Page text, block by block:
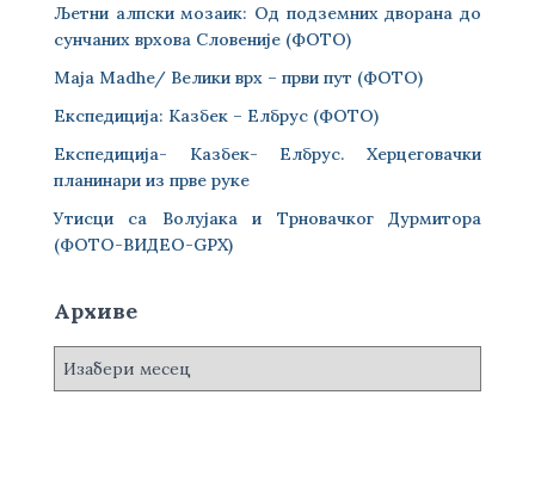
Љетни алпски мозаик: Од подземних дворана до
сунчаних врхова Словеније (ФОТО)
Maja Madhe/ Велики врх – први пут (ФОТО)
Експедиција: Казбек – Елбрус (ФОТО)
Експедиција- Казбек- Елбрус. Херцеговачки
планинари из прве руке
Утисци са Волујака и Трновачког Дурмитора
(ФОТО-ВИДЕО-GPX)
Архиве